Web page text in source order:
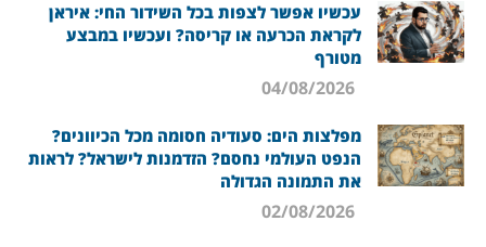
עכשיו אפשר לצפות בכל השידור החי: איראן
לקראת הכרעה או קריסה? ועכשיו במבצע
מטורף
מפלצות הים: סעודיה חסומה מכל הכיוונים?
הנפט העולמי נחסם? הזדמנות לישראל? לראות
את התמונה הגדולה